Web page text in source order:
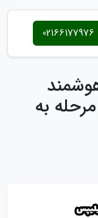
02166177976
به